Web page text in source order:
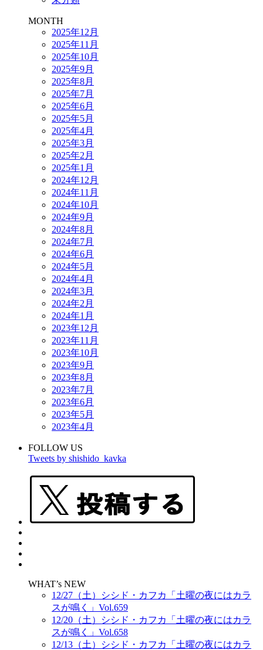
MONTH
2025年12月
2025年11月
2025年10月
2025年9月
2025年8月
2025年7月
2025年6月
2025年5月
2025年4月
2025年3月
2025年2月
2025年1月
2024年12月
2024年11月
2024年10月
2024年9月
2024年8月
2024年7月
2024年6月
2024年5月
2024年4月
2024年3月
2024年2月
2024年1月
2023年12月
2023年11月
2023年10月
2023年9月
2023年8月
2023年7月
2023年6月
2023年5月
2023年4月
FOLLOW US
Tweets by shishido_kavka
WHAT’s NEW
12/27（土）シシド・カフカ「土曜の夜にはカラ
スが鳴く」Vol.659
12/20（土）シシド・カフカ「土曜の夜にはカラ
スが鳴く」Vol.658
12/13（土）シシド・カフカ「土曜の夜にはカラ